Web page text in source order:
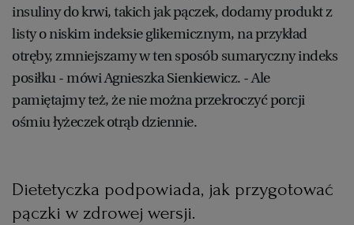
insuliny do krwi, takich jak pączek, dodamy produkt z
listy o niskim indeksie glikemicznym, na przykład
otręby, zmniejszamy w ten sposób sumaryczny indeks
posiłku - mówi Agnieszka Sienkiewicz. - Ale
pamiętajmy też, że nie można przekroczyć porcji
ośmiu łyżeczek otrąb dziennie.
Dietetyczka podpowiada, jak przygotować
pączki w zdrowej wersji.